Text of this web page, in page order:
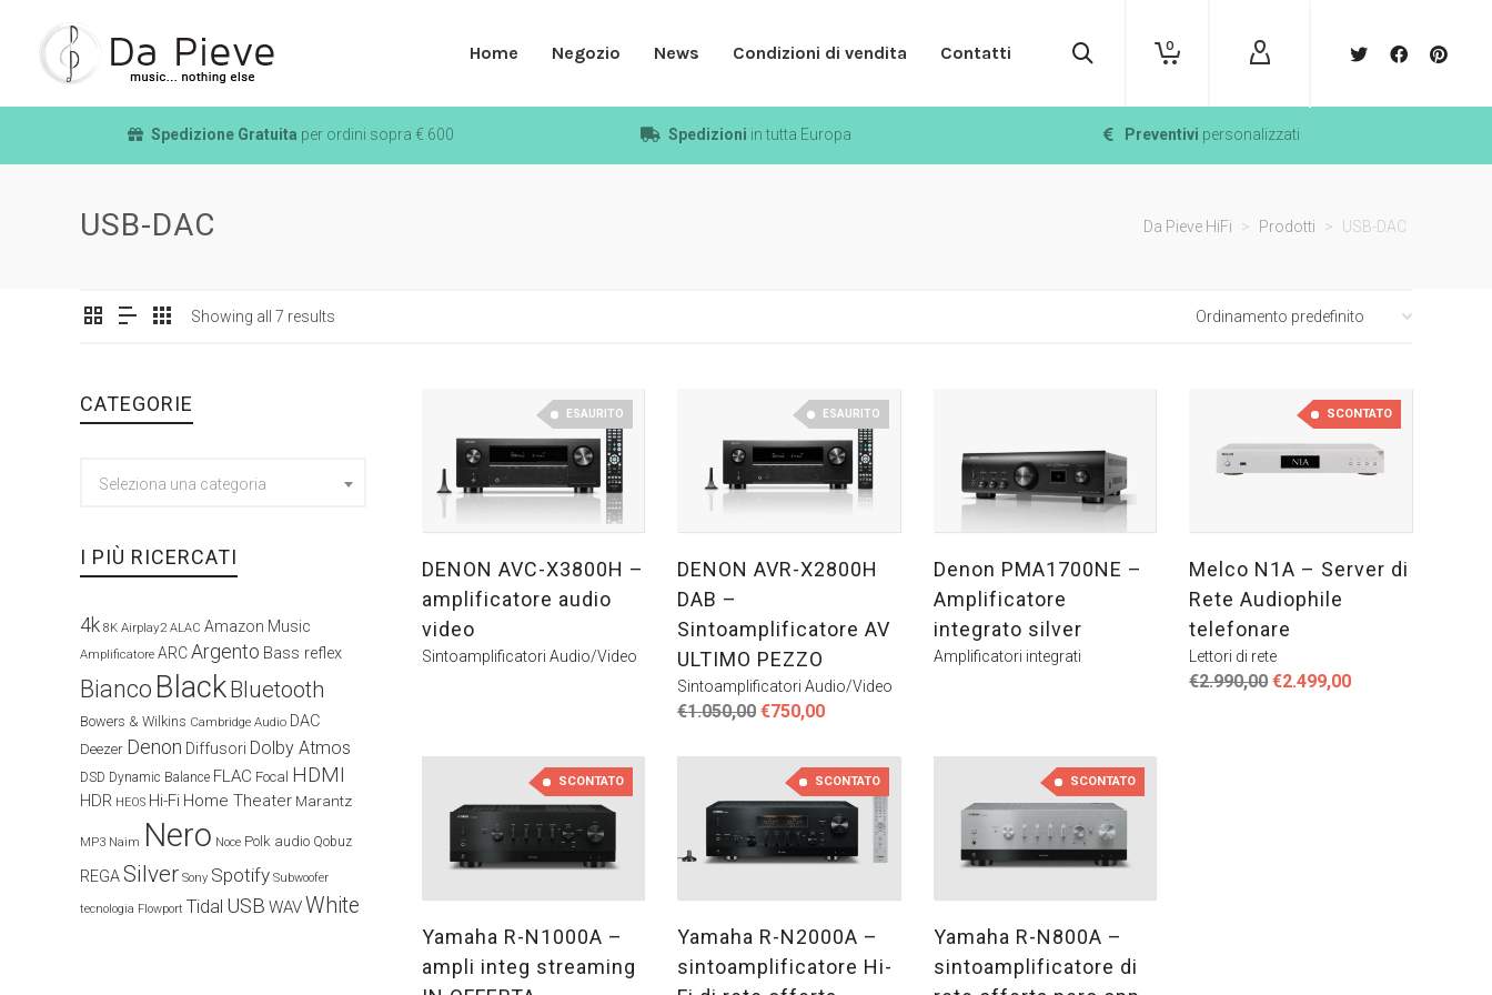
Home Negozio News Condizioni di vendita Contatti 0
Spedizione Gratuita per ordini sopra € 600 Spedizioni in tutta Europa Preventivi personalizzati
USB-DAC Da Pieve HiFi > Prodotti > USB-DAC
Showing all 7 results
ESAURITO
DENON AVC-X3800H –
amplificatore audio
video
Sintoamplificatori Audio/Video
ESAURITO
DENON AVR-X2800H
DAB –
Sintoamplificatore AV
ULTIMO PEZZO
Sintoamplificatori Audio/Video
€1.050,00 Il
originale
era:
€1.050,00.
€750,00Il
attuale
è:
€750,00.
Denon PMA1700NE –
Amplificatore
integrato silver
Amplificatori integrati
SCONTATO
Melco N1A – Server di
Rete Audiophile
telefonare
Lettori di rete
€2.990,00Il
€2.499,00Il
SCONTATO
Yamaha R-N1000A –
ampli integ streaming
SCONTATO
Yamaha R-N2000A –
sintoamplificatore Hi-
SCONTATO
Yamaha R-N800A –
sintoamplificatore di
CATEGORIE
Seleziona una categoria
I PIÙ RICERCATI
4k 8K Airplay2 ALAC Amazon Music
Amplificatore ARCArgento Bass reflex
Bianco BlackBluetooth
Bowers & Wilkins Cambridge Audio DAC
Deezer Denon Diffusori Dolby Atmos
DSD Dynamic Balance FLAC Focal HDMI
HDR HEOS Hi-Fi Home Theater Marantz
MP3 Naim Nero Noce Polk audio Qobuz
REGASilver Sony Spotify Subwoofer
tecnologia Flowport Tidal USB WAVWhite